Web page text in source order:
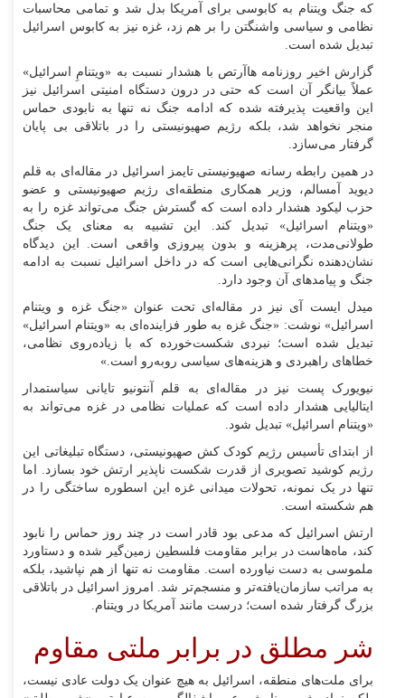
که جنگ ویتنام به کابوسی برای آمریکا بدل شد و تمامی محاسبات
نظامی و سیاسی واشنگتن را بر هم زد، غزه نیز به کابوس اسرائیل
تبدیل شده است.
گزارش اخیر روزنامه هاآرتص با هشدار نسبت به «ویتنامِ اسرائیل»
عملاً بیانگر آن است که حتی در درون دستگاه امنیتی اسرائیل نیز
این واقعیت پذیرفته شده که ادامه جنگ نه تنها به نابودی حماس
منجر نخواهد شد، بلکه رژیم صهیونیستی را در باتلاقی بی پایان
گرفتار می‌سازد.
در همین رابطه رسانه صهیونیستی تایمز اسرائیل در مقاله‌ای به قلم
دیوید آمسالم، وزیر همکاری منطقه‌ای رژیم صهیونیستی و عضو
حزب لیکود هشدار داده است که گسترش جنگ می‌تواند غزه را به
«ویتنام اسرائیل» تبدیل کند. این تشبیه به معنای یک جنگ
طولانی‌مدت، پرهزینه و بدون پیروزی واقعی است. این دیدگاه
نشان‌دهنده نگرانی‌هایی است که در داخل اسرائیل نسبت به ادامه
جنگ و پیامد‌های آن وجود دارد.
میدل ایست آی نیز در مقاله‌ای تحت عنوان «جنگ غزه و ویتنام
اسرائیل» نوشت: «جنگ غزه به طور فزاینده‌ای به «ویتنام اسرائیل»
تبدیل شده است؛ نبردی شکست‌خورده که با زیاده‌روی نظامی،
خطا‌های راهبردی و هزینه‌های سیاسی روبه‌رو است.»
نیویورک پست نیز در مقاله‌ای به قلم آنتونیو تایانی سیاستمدار
ایتالیایی هشدار داده است که عملیات نظامی در غزه می‌تواند به
«ویتنام اسرائیل» تبدیل شود.
از ابتدای تأسیس رژیم کودک کش صهیونیستی، دستگاه تبلیغاتی این
رژیم کوشید تصویری از قدرت شکست ناپذیر ارتش خود بسازد. اما
تنها در یک نمونه، تحولات میدانی غزه این اسطوره ساختگی را در
هم شکسته است.
ارتش اسرائیل که مدعی بود قادر است در چند روز حماس را نابود
کند، ماه‌هاست در برابر مقاومت فلسطین زمین‌گیر شده و دستاورد
ملموسی به دست نیاورده است. مقاومت نه تنها از هم نپاشید، بلکه
به مراتب سازمان‌یافته‌تر و منسجم‌تر شد. امروز اسرائیل در باتلاقی
بزرگ گرفتار شده است؛ درست مانند آمریکا در ویتنام.
شر مطلق در برابر ملتی مقاوم
برای ملت‌های منطقه، اسرائیل به هیچ عنوان یک دولت عادی نیست،